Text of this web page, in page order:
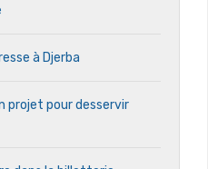
à Djerba
projet pour desservir